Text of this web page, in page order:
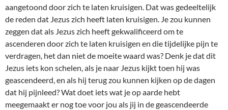
aangetoond door zich te laten kruisigen. Dat was gedeeltelijk
de reden dat Jezus zich heeft laten kruisigen. Je zou kunnen
zeggen dat als Jezus zich heeft gekwalificeerd om te
ascenderen door zich te laten kruisigen en die tijdelijke pijn te
verdragen, het dan niet de moeite waard was? Denk je dat dit
Jezus iets kon schelen, als je naar Jezus kijkt toen hij was
geascendeerd, en als hij terug zou kunnen kijken op de dagen
dat hij pijnleed? Wat doet iets wat je op aarde hebt
meegemaakt er nog toe voor jou als jij in de geascendeerde